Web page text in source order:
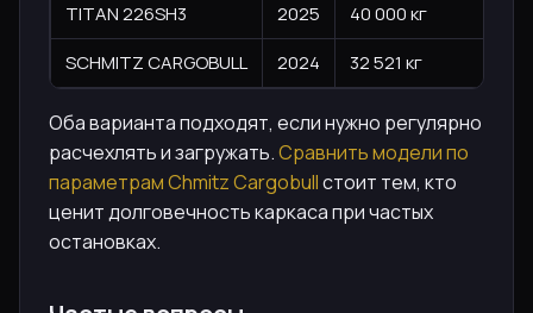
TITAN 226SH3
2025
40 000 кг
SCHMITZ CARGOBULL
2024 32 521 кг
Оба варианта подходят, если нужно регулярно
расчехлять и загружать.Сравнить модели по
параметрам Сhmitz Cargobullстоит тем, кто
ценит долговечность каркаса при частых
остановках.